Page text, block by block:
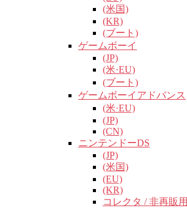
(米国)
(KR)
(ブート)
ゲームボーイ
(JP)
(米·EU)
(ブート)
ゲームボーイアドバンス
(米·EU)
(JP)
(CN)
ニンテンドーDS
(JP)
(米国)
(EU)
(KR)
コレクタ / 非再販用